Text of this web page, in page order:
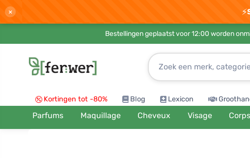
× ⚡
Bestellingen geplaatst voor 12:00 worden
Kortingen tot -80% Blog Lexicon
Parfums Maquillage Cheveux Visage